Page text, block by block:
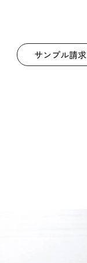
サンプル請求